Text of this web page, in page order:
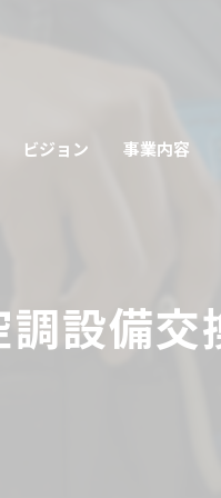
ビジョン 事業内容
調設備交